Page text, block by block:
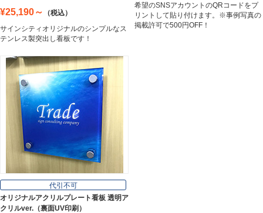
¥25,190～
（税込）
サインシティオリジナルのシンプルなス
テンレス製突出し看板です！
希望のSNSアカウントのQRコードをプ
リントして貼り付けます。※事例写真の
掲載許可で500円OFF！
代引不可
オリジナルアクリルプレート看板 透明ア
クリルver.（裏面UV印刷）